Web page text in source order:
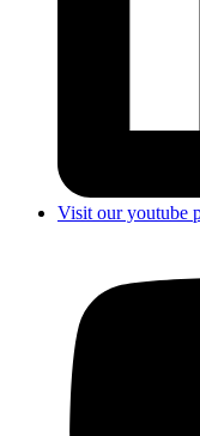
Visit our youtube